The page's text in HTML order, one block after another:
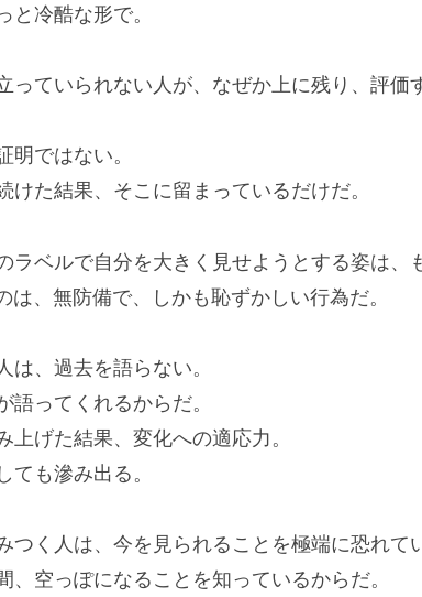
と冷酷な形で。
っていられない人が、なぜか上に残り、評価
明ではない。
けた結果、そこに留まっているだけだ。
ラベルで自分を大きく見せようとする姿は、
は、無防備で、しかも恥ずかしい行為だ。
は、過去を語らない。
語ってくれるからだ。
上げた結果、変化への適応力。
ても滲み出る。
つく人は、今を見られることを極端に恐れて
、空っぽになることを知っているからだ。